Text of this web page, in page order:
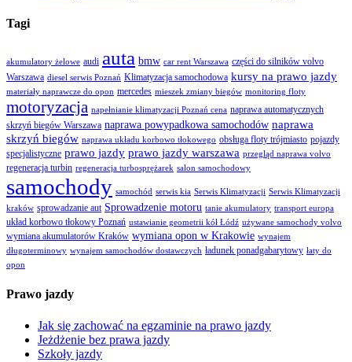
Tagi
akumulatory żelowe audi auta bmw car rent Warszawa części do silników volvo
Warszawa diesel serwis Poznań Klimatyzacja samochodowa kursy na prawo jazdy
materiały naprawcze do opon mercedes mieszek zmiany biegów monitoring floty
motoryzacja napełnianie klimatyzacji Poznań cena naprawa automatycznych
skrzyń biegów Warszawa naprawa powypadkowa samochodów naprawa
skrzyń biegów naprawa układu korbowo tłokowego obsługa floty trójmiasto pojazdy
specjalistyczne prawo jazdy prawo jazdy warszawa przegląd naprawa volvo
regeneracja turbin regeneracja turbosprężarek salon samochodowy
samochody samochód serwis kia Serwis Klimatyzacji Serwis Klimatyzacji
kraków sprowadzanie aut Sprowadzenie motoru tanie akumulatory transport europa
układ korbowo tłokowy Poznań ustawianie geometrii kół Łódź używane samochody volvo
wymiana akumulatorów Kraków wymiana opon w Krakowie wynajem
długoterminowy wynajem samochodów dostawczych ładunek ponadgabarytowy łaty do
opon
Prawo jazdy
Jak się zachować na egzaminie na prawo jazdy
Jeżdżenie bez prawa jazdy
Szkoły jazdy